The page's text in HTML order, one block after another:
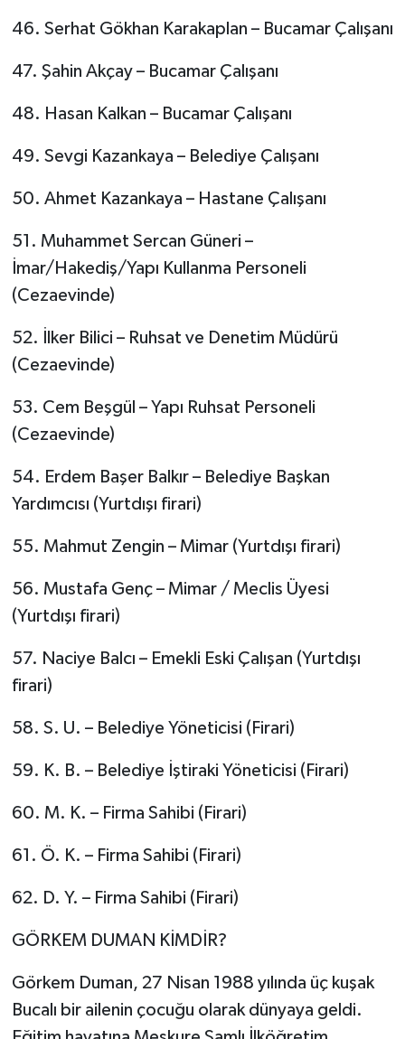
46. Serhat Gökhan Karakaplan – Bucamar Çalışanı
47. Şahin Akçay – Bucamar Çalışanı
48. Hasan Kalkan – Bucamar Çalışanı
49. Sevgi Kazankaya – Belediye Çalışanı
50. Ahmet Kazankaya – Hastane Çalışanı
51. Muhammet Sercan Güneri –
İmar/Hakediş/Yapı Kullanma Personeli
(Cezaevinde)
52. İlker Bilici – Ruhsat ve Denetim Müdürü
(Cezaevinde)
53. Cem Beşgül – Yapı Ruhsat Personeli
(Cezaevinde)
54. Erdem Başer Balkır – Belediye Başkan
Yardımcısı (Yurtdışı firari)
55. Mahmut Zengin – Mimar (Yurtdışı firari)
56. Mustafa Genç – Mimar / Meclis Üyesi
(Yurtdışı firari)
57. Naciye Balcı – Emekli Eski Çalışan (Yurtdışı
firari)
58. S. U. – Belediye Yöneticisi (Firari)
59. K. B. – Belediye İştiraki Yöneticisi (Firari)
60. M. K. – Firma Sahibi (Firari)
61. Ö. K. – Firma Sahibi (Firari)
62. D. Y. – Firma Sahibi (Firari)
GÖRKEM DUMAN KİMDİR?
Görkem Duman, 27 Nisan 1988 yılında üç kuşak
Bucalı bir ailenin çocuğu olarak dünyaya geldi.